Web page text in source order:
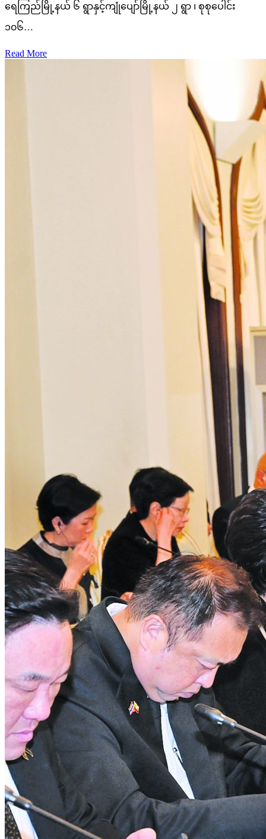
ရေကြည်မြို့နယ် ၆ ရွာနှင့်ကျုံပျော်မြို့နယ် ၂ ရွာ ၊ စုစုပေါင်း
၁၀၆…
Read More